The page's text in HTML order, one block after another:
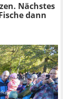
Nächstes
dann